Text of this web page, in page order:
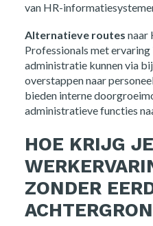
van HR-
Alternatieve routes naar
Professionals met ervaring
administratie kunnen via
overstappen naar
bieden interne
administratieve functies
HOE KRIJG JE
ZONDER